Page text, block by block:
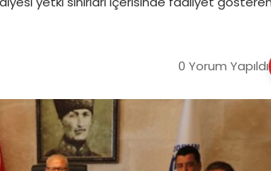
0 Yorum Yapıldı